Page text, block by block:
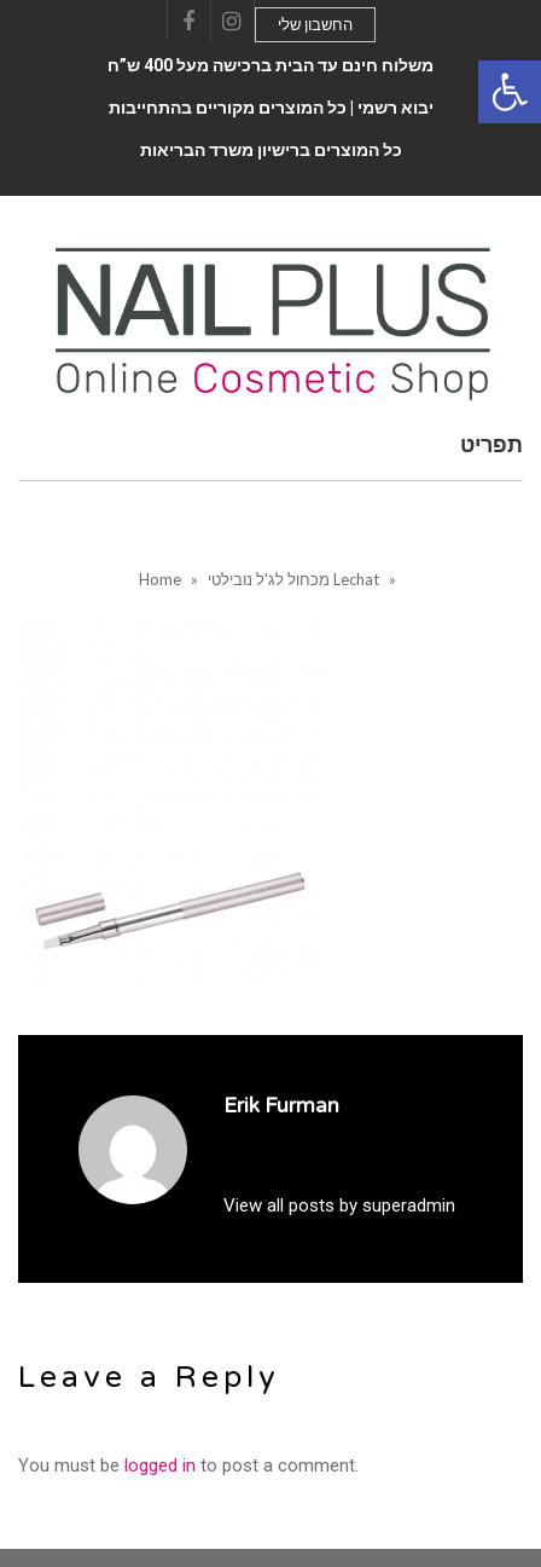
FacebookInstagram
החשבון שלי
משלוח חינם עד הבית ברכישה מעל 400 ש”ח
יבוא רשמי | כל המוצרים מקוריים בהתחייבות
כל המוצרים ברישיון משרד הבריאות
Toggle
תפריט
Home » מכחול לג'ל נובילטי Lechat »
Erik Furman
View all posts by superadmin
Leave a Reply
You must be logged in to post a comment.